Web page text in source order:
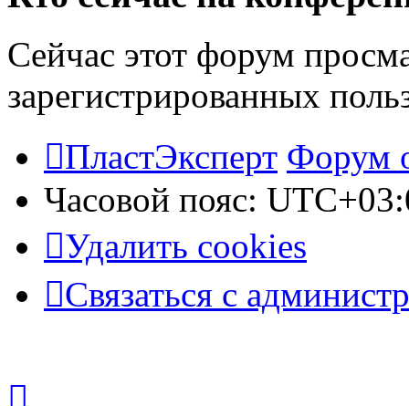
Сейчас этот форум
зарегистрированных
ПластЭксперт Форум
Часовой пояс:
Удалить cookies
Связаться с